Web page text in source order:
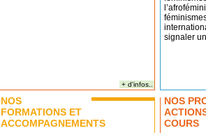
+ d'infos..
signaler
NOS
FORMATIONS ET
ACCOMPAGNEMENTS
NOS
COURS